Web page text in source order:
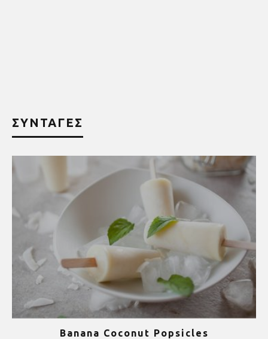
ΣΥΝΤΑΓΕΣ
Banana Coconut Popsicles